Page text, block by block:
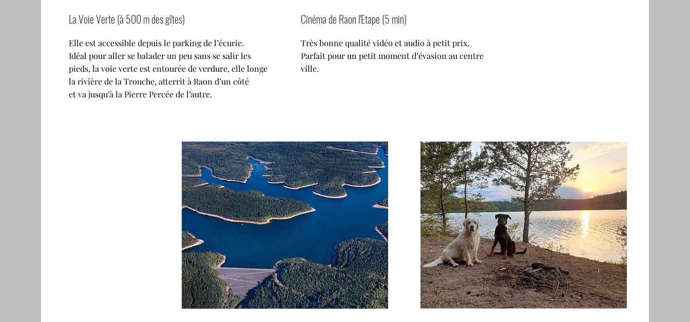
La Voie Verte (à 500 m des gîtes)
Elle est accessible depuis le parking de l’écurie.
Idéal pour aller se balader un peu sans se salir les
pieds, la voie verte est entourée de verdure, elle longe
la rivière de la Trouche, atterrit à Raon d’un côté
et va jusqu’à la Pierre Percée de l’autre.
Cinéma de Raon l'Etape (5 min)
Très bonne qualité vidéo et audio à petit prix.
Parfait pour un petit moment d’évasion au centre
ville.